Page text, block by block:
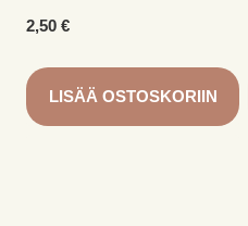
2,50 €
LISÄÄ OSTOSKORIIN